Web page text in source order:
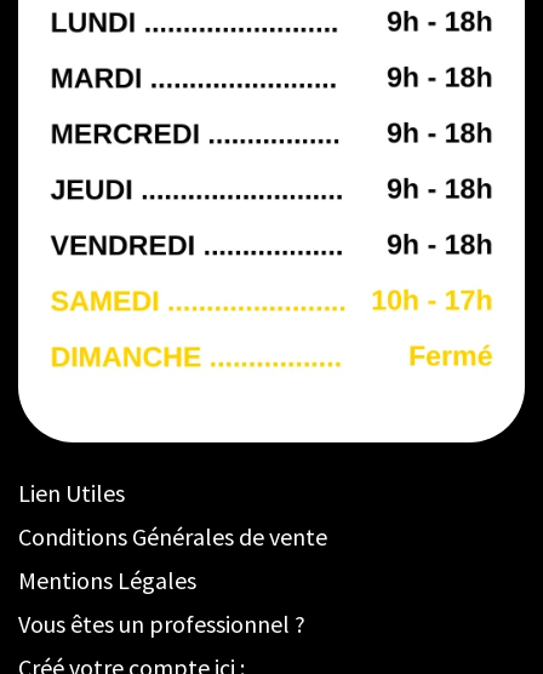
Lien Utiles
Conditions Générales de vente
Mentions Légales
Vous êtes un professionnel ?
Créé votre compte ici :